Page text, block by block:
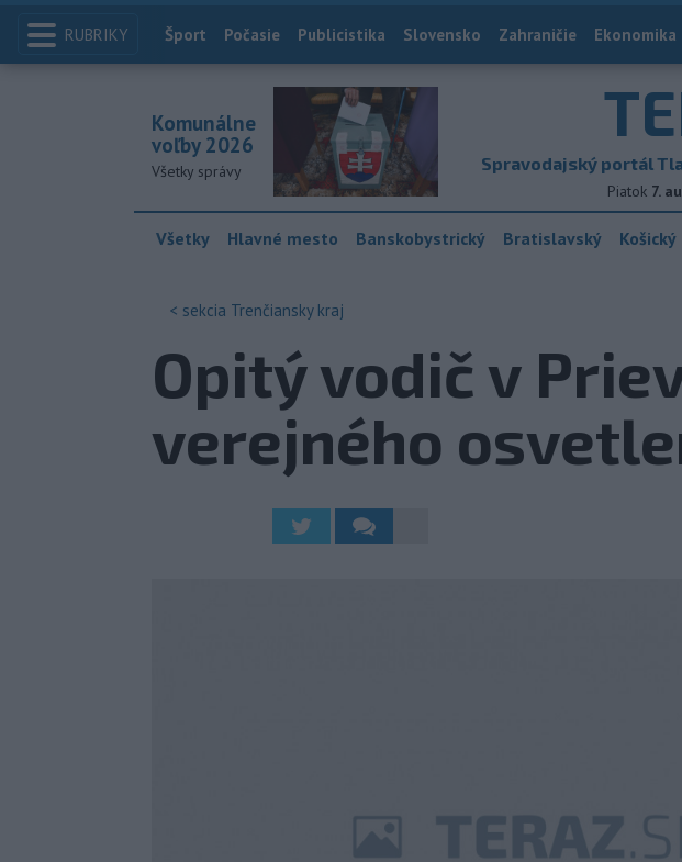
RUBRIKY Index
Šport Počasie Publicistika Slovensko Zahraničie Ekonomika
Spravodajský portál
Piatok 7.
Komunálne
voľby 2026
Všetky správy
Všetky Hlavné mesto Banskobystrický Bratislavský Košický
< sekcia Trenčiansky kraj
Opitý vodič v
verejného